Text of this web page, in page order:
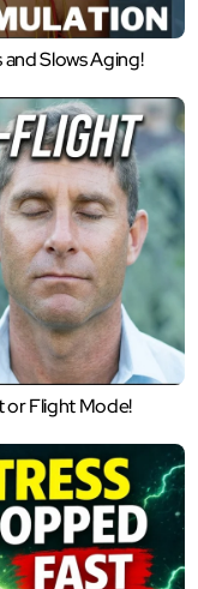
Slows Aging!
or Flight Mode!